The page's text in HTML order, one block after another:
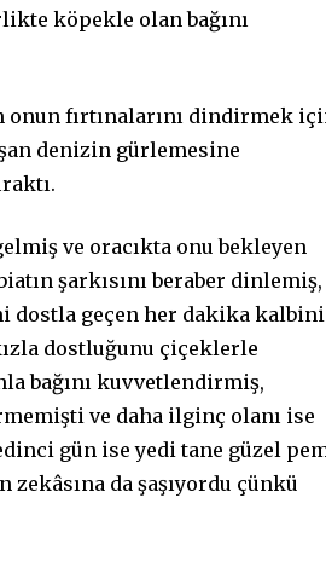
köpekle olan bağını
onun fırtınalarını dindirmek
denizin gürlemesine
ve oracıkta onu bekleyen
şarkısını beraber dinlemiş,
dostla geçen her dakika kalbini
dostluğunu çiçeklerle
bağını kuvvetlendirmiş,
ve daha ilginç olanı ise
gün ise yedi tane güzel
da şaşıyordu çünkü